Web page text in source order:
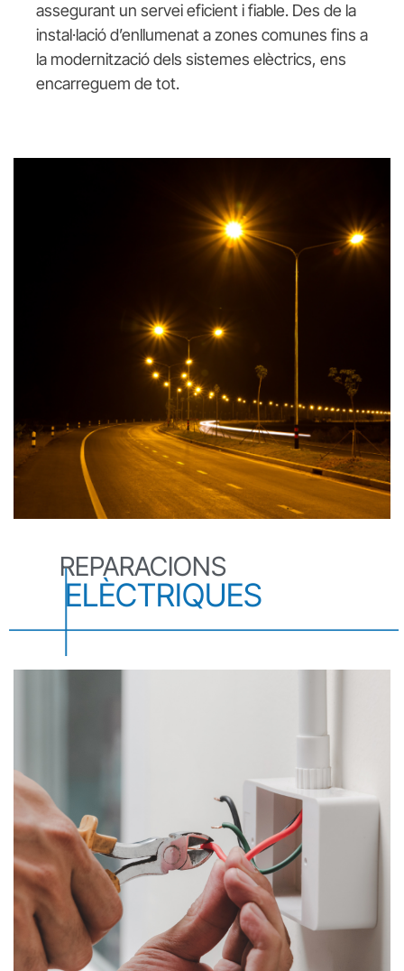
assegurant un servei eficient i fiable. Des de la
instal·lació d’enllumenat a zones comunes fins a
la modernització dels sistemes elèctrics, ens
encarreguem de tot.
REPARACIONS
ELÈCTRIQUES